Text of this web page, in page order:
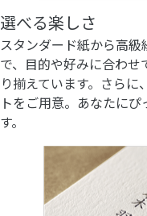
選べる楽しさ
スタンダード紙から高
で、目的や好みに合わ
り揃えています。さら
トをご用意。あなたに
す。